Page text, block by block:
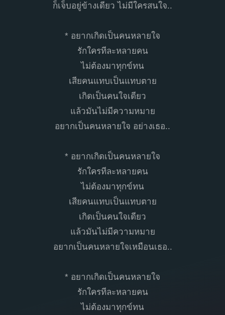
ก็เจ็บอยู่ข้างเดียว ไม่มีใครสนใจ..
* อยากเกิดเป็นคนหลายใจ
รักใครทีละหลายคน
ไม่ต้องมาทุกข์ทน
เสียคนแทบเป็นแทบตาย
เกิดเป็นคนใจเดียว
แล้วมันไม่มีความหมาย
อยากเป็นคนหลายใจ อย่างเธอ..
* อยากเกิดเป็นคนหลายใจ
รักใครทีละหลายคน
ไม่ต้องมาทุกข์ทน
เสียคนแทบเป็นแทบตาย
เกิดเป็นคนใจเดียว
แล้วมันไม่มีความหมาย
อยากเป็นคนหลายใจเหมือนเธอ..
* อยากเกิดเป็นคนหลายใจ
รักใครทีละหลายคน
ไม่ต้องมาทุกข์ทน